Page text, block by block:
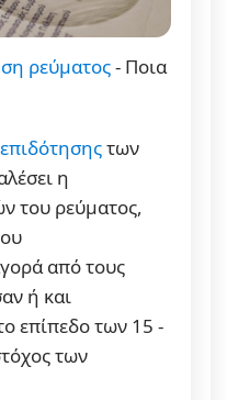
ρεύματος- Ποια
επιδότησηςτων
η
του ρεύματος,
από τους
ή και
επίπεδο των 15 -
των